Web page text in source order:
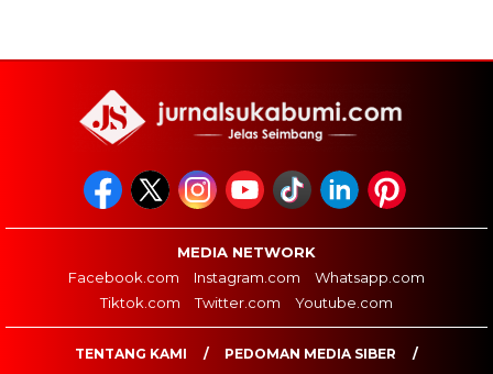
MEDIA NETWORK
Facebook.com
Instagram.com
Whatsapp.com
Tiktok.com
Twitter.com Youtube.com
TENTANG KAMI
PEDOMAN MEDIA SIBER